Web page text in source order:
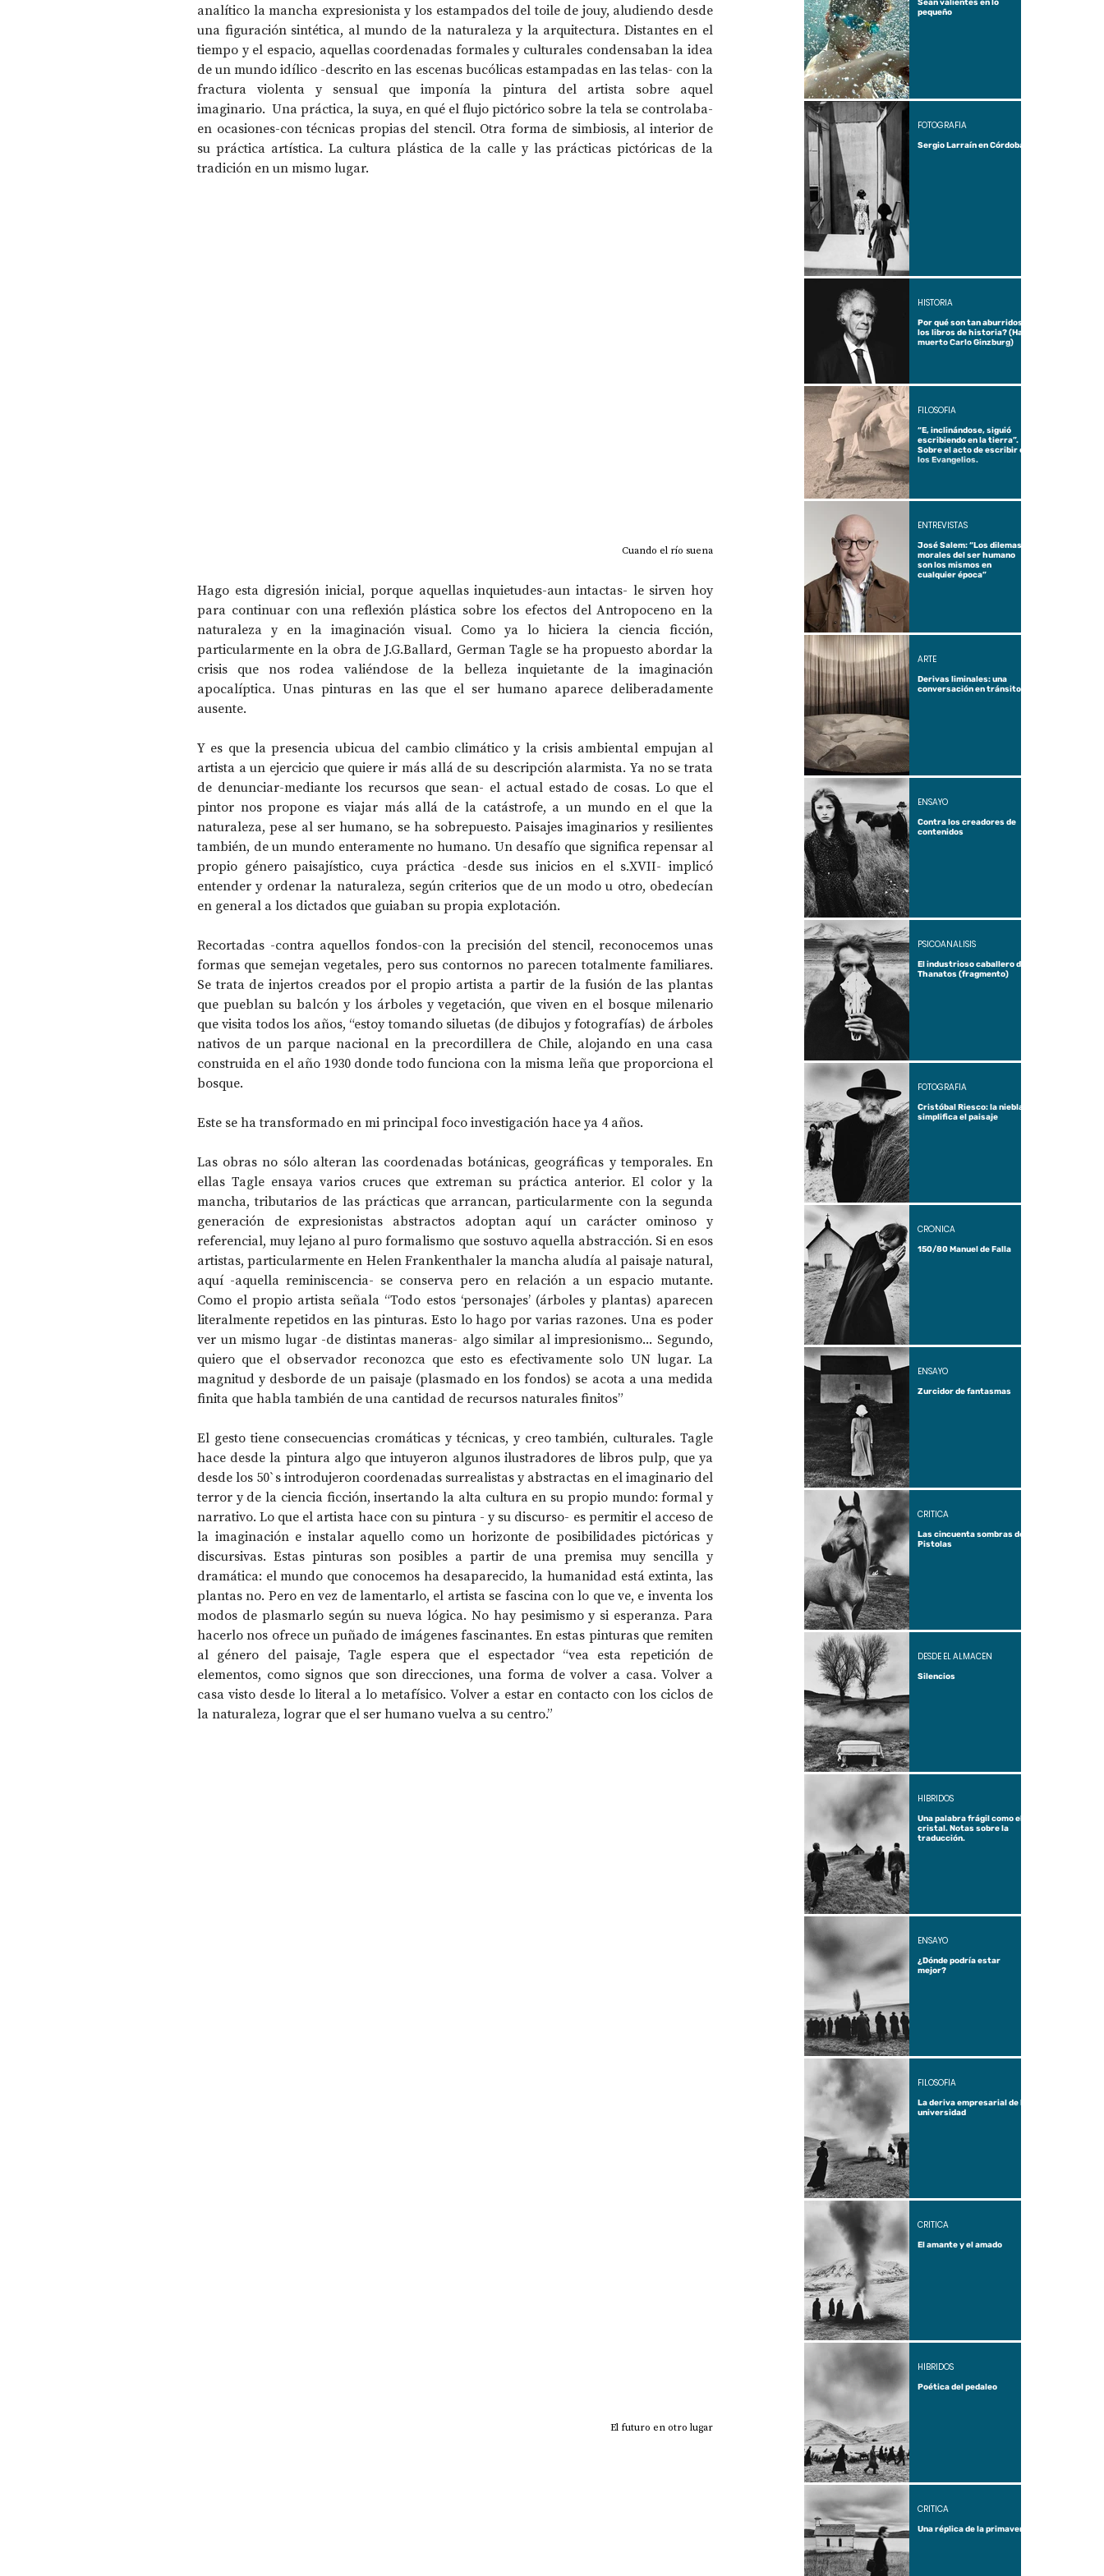
DOSSIER NOCHE DE LAS IDEAS ANTROPOLOGÍA OPINIÓN 50 AÑOS DEL GOLPE
CIENCIA Y TECNOLOGÍA
analítico la mancha expresionista y los estampados del toile de jouy, aludiendo desde
una figuración sintética, al mundo de la naturaleza y la arquitectura. Distantes en el
tiempo y el espacio, aquellas coordenadas formales y culturales condensaban la idea
de un mundo idílico -descrito en las escenas bucólicas estampadas en las telas- con la
fractura violenta y sensual que imponía la pintura del artista sobre aquel
imaginario.  Una práctica, la suya, en qué el flujo pictórico sobre la tela se controlaba-
en ocasiones-con técnicas propias del stencil. Otra forma de simbiosis, al interior de
su práctica artística. La cultura plástica de la calle y las prácticas pictóricas de la
tradición en un mismo lugar.
Cuando el río suena
Hago esta digresión inicial, porque aquellas inquietudes-aun intactas- le sirven hoy
para continuar con una reflexión plástica sobre los efectos del Antropoceno en la
naturaleza y en la imaginación visual. Como ya lo hiciera la ciencia ficción,
particularmente en la obra de J.G.Ballard, German Tagle se ha propuesto abordar la
crisis que nos rodea valiéndose de la belleza inquietante de la imaginación
apocalíptica. Unas pinturas en las que el ser humano aparece deliberadamente
ausente.
Y es que la presencia ubicua del cambio climático y la crisis ambiental empujan al
artista a un ejercicio que quiere ir más allá de su descripción alarmista. Ya no se trata
de denunciar-mediante los recursos que sean- el actual estado de cosas. Lo que el
pintor nos propone es viajar más allá de la catástrofe, a un mundo en el que la
naturaleza, pese al ser humano, se ha sobrepuesto. Paisajes imaginarios y resilientes
también, de un mundo enteramente no humano. Un desafío que significa repensar al
propio género paisajístico, cuya práctica -desde sus inicios en el s.XVII- implicó
entender y ordenar la naturaleza, según criterios que de un modo u otro, obedecían
en general a los dictados que guiaban su propia explotación.
Recortadas -contra aquellos fondos-con la precisión del stencil, reconocemos unas
formas que semejan vegetales, pero sus contornos no parecen totalmente familiares.
Se trata de injertos creados por el propio artista a partir de la fusión de las plantas
que pueblan su balcón y los árboles y vegetación, que viven en el bosque milenario
que visita todos los años, “estoy tomando siluetas (de dibujos y fotografías) de árboles
nativos de un parque nacional en la precordillera de Chile, alojando en una casa
construida en el año 1930 donde todo funciona con la misma leña que proporciona el
bosque.
Este se ha transformado en mi principal foco investigación hace ya 4 años.
Las obras no sólo alteran las coordenadas botánicas, geográficas y temporales. En
ellas Tagle ensaya varios cruces que extreman su práctica anterior. El color y la
mancha, tributarios de las prácticas que arrancan, particularmente con la segunda
generación de expresionistas abstractos adoptan aquí un carácter ominoso y
referencial, muy lejano al puro formalismo que sostuvo aquella abstracción. Si en esos
artistas, particularmente en Helen Frankenthaler la mancha aludía al paisaje natural,
aquí -aquella reminiscencia- se conserva pero en relación a un espacio mutante.
Como el propio artista señala “Todo estos ‘personajes’ (árboles y plantas) aparecen
literalmente repetidos en las pinturas. Esto lo hago por varias razones. Una es poder
ver un mismo lugar -de distintas maneras- algo similar al impresionismo... Segundo,
quiero que el observador reconozca que esto es efectivamente solo UN lugar. La
magnitud y desborde de un paisaje (plasmado en los fondos) se acota a una medida
finita que habla también de una cantidad de recursos naturales finitos”
El gesto tiene consecuencias cromáticas y técnicas, y creo también, culturales. Tagle
hace desde la pintura algo que intuyeron algunos ilustradores de libros pulp, que ya
desde los 50ˋs introdujeron coordenadas surrealistas y abstractas en el imaginario del
terror y de la ciencia ficción, insertando la alta cultura en su propio mundo: formal y
narrativo. Lo que el artista hace con su pintura - y su discurso- es permitir el acceso de
la imaginación e instalar aquello como un horizonte de posibilidades pictóricas y
discursivas. Estas pinturas son posibles a partir de una premisa muy sencilla y
dramática: el mundo que conocemos ha desaparecido, la humanidad está extinta, las
plantas no. Pero en vez de lamentarlo, el artista se fascina con lo que ve, e inventa los
modos de plasmarlo según su nueva lógica. No hay pesimismo y si esperanza. Para
hacerlo nos ofrece un puñado de imágenes fascinantes. En estas pinturas que remiten
al género del paisaje, Tagle espera que el espectador “vea esta repetición de
elementos, como signos que son direcciones, una forma de volver a casa. Volver a
casa visto desde lo literal a lo metafísico. Volver a estar en contacto con los ciclos de
la naturaleza, lograr que el ser humano vuelva a su centro.”
El futuro en otro lugar
Sean valientes en lo
pequeño
Sergio Larraín en Córdoba
FOTOGRAFÍA
Por qué son tan aburridos
los libros de historia? (Ha
muerto Carlo Ginzburg)
HISTORIA
“E, inclinándose, siguió
escribiendo en la tierra”.
Sobre el acto de escribir en
los Evangelios.
FILOSOFÍA
José Salem: “Los dilemas
morales del ser humano
son los mismos en
cualquier época”
ENTREVISTAS
Derivas liminales: una
conversación en tránsito
ARTE
Contra los creadores de
contenidos
ENSAYO
El industrioso caballero de
Thanatos (fragmento)
PSICOANÁLISIS
Cristóbal Riesco: la niebla
simplifica el paisaje
FOTOGRAFÍA
150/80 Manuel de Falla
CRÓNICA
Zurcidor de fantasmas
ENSAYO
Las cincuenta sombras de
Pistolas
CRÍTICA
Silencios
DESDE EL ALMACÉN
Una palabra frágil como el
cristal. Notas sobre la
traducción.
HÍBRIDOS
¿Dónde podría estar
mejor?
ENSAYO
La deriva empresarial de la
universidad
FILOSOFÍA
El amante y el amado
CRÍTICA
Poética del pedaleo
HÍBRIDOS
Una réplica de la primavera
CRÍTICA